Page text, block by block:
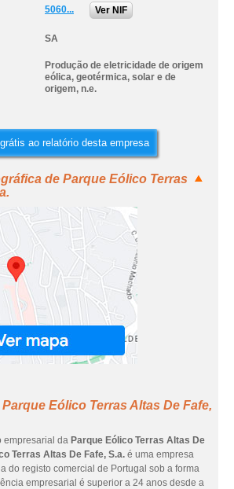
5060... Ver NIF
SA
Produção de eletricidade de origem
eólica, geotérmica, solar e de
origem, n.e.
ao relatório desta empresa
de Parque Eólico Terras
Eólico Terras Altas De Fafe,
empresarial da Parque Eólico Terras Altas De
Terras Altas De Fafe, S.a. é uma empresa
do registo comercial de Portugal sob a forma
empresarial é superior a 24 anos desde a